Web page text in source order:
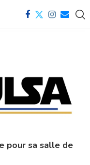
pour sa salle de